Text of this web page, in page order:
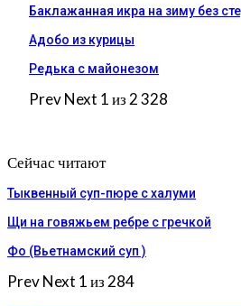
Баклажанная икра на зиму без
Адобо из курицы
Редька с майонезом
PrevNext 1 из 2 328
Сейчас читают
Тыквенный суп-пюре с халуми
Щи на говяжьем ребре с гречкой
Фо (Вьетнамский суп )
PrevNext 1 из 284